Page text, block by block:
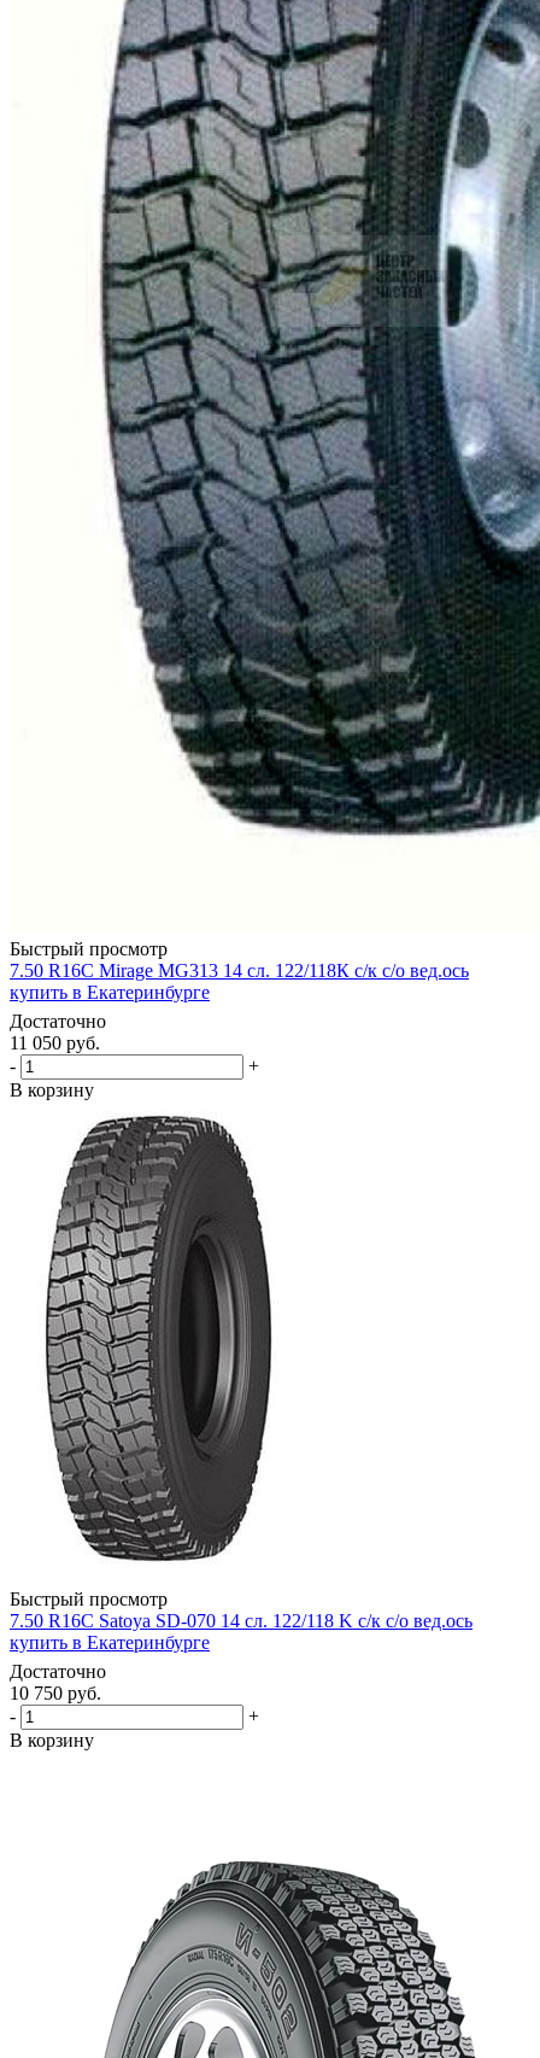
Быстрый просмотр
7.50 R16C Mirage MG313 14 сл. 122/118К с/к с/о вед.ось
купить в Екатеринбурге
Достаточно
11 050 руб.
-
+
В корзину
Быстрый просмотр
7.50 R16C Satoya SD-070 14 cл. 122/118 K с/к с/о вед.ось
купить в Екатеринбурге
Достаточно
10 750 руб.
-
+
В корзину